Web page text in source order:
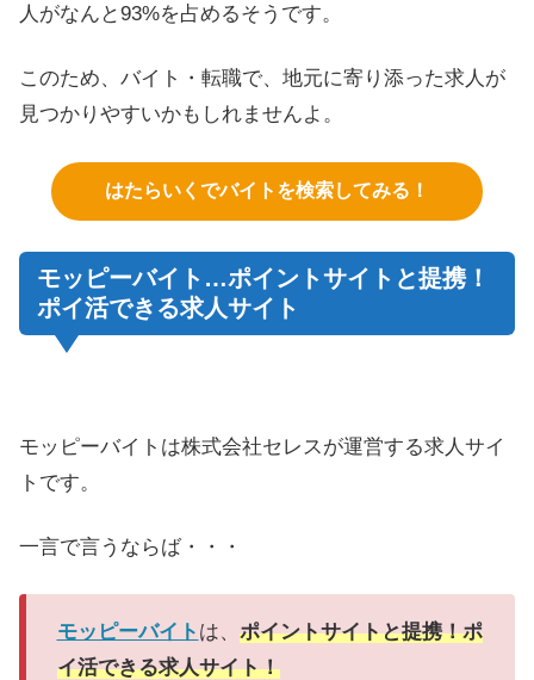
人がなんと93%を占めるそうです。
このため、バイト・転職で、地元に寄り添った求人が
見つかりやすいかもしれませんよ。
はたらいくでバイトを検索してみる！
モッピーバイト…ポイントサイトと提携！
ポイ活できる求人サイト
モッピーバイトは株式会社セレスが運営する求人サイ
トです。
一言で言うならば・・・
モッピーバイト は、 ポイントサイトと提携！ポ
イ活できる求人サイト！